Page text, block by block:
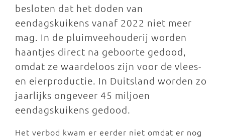
besloten dat het doden van
eendagskuikens vanaf 2022 niet meer
mag. In de pluimveehouderij worden
haantjes direct na geboorte gedood,
omdat ze waardeloos zijn voor de vlees-
en eierproductie. In Duitsland worden zo
jaarlijks ongeveer 45 miljoen
eendagskuikens gedood.
Het verbod kwam er eerder niet omdat er nog